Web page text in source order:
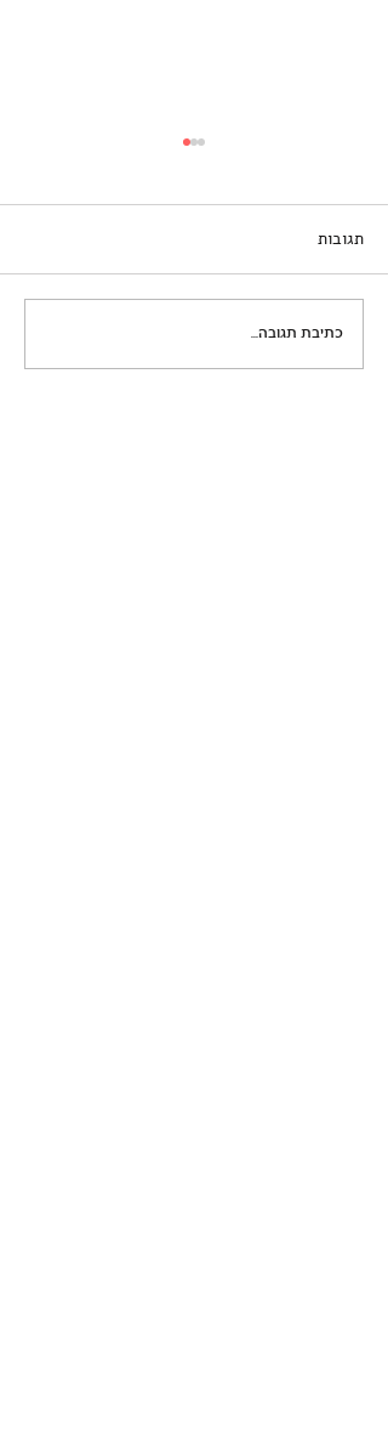
רוצים ילד אמפתי?
תגובות
כתיבת תגובה...